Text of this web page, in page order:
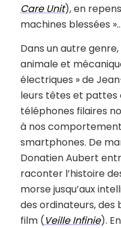
Care Unit), en
machines blessées »…
Dans un autre
animale et
électriques » de
leurs têtes et pattes
téléphones filaires
à nos
smartphones. De
Donatien Aubert
raconter l’histoire
morse jusqu’aux
des ordinateurs, des
film (Veille Infinie).